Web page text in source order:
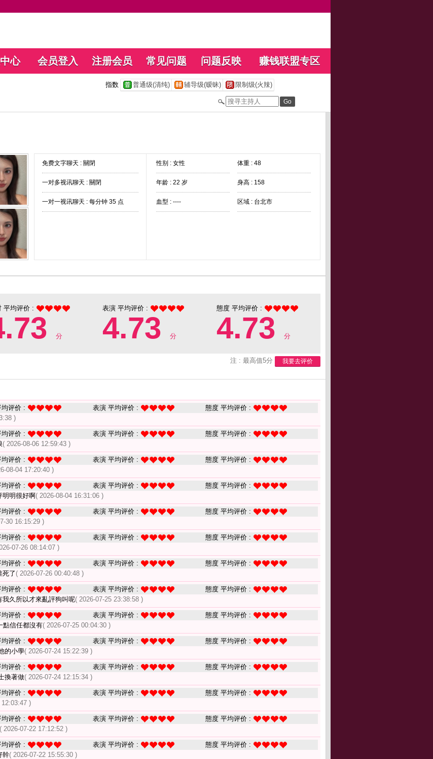
心 会员登入 注册会员 常见问题 问题反映 赚钱联盟专区
指数 普通级(清纯) 辅导级(暧昧) 限制级(火辣)
免费文字聊天 : 關閉
一对多视讯聊天 : 關閉
一对一视讯聊天 : 每分钟 35 点
性别 : 女性 体重 : 48
年龄 : 22 岁 身高 : 158
血型 : ---- 区域 : 台北市
平均评价 :
分
表演 平均评价 :
4.73 分
態度 平均评价 :
4.73 分
注 : 最高值5分 我要去评价
评价 : 表演 平均评价 :
態度 平均评价 :
)
评价 : 表演 平均评价 :
態度 平均评价 :
( 2026-08-06 12:59:43 )
评价 : 表演 平均评价 :
態度 平均评价 :
08-04 17:20:40 )
评价 : 表演 平均评价 :
態度 平均评价 :
明明很好啊( 2026-08-04 16:31:06 )
评价 : 表演 平均评价 :
態度 平均评价 :
30 16:15:29 )
评价 : 表演 平均评价 :
態度 平均评价 :
07-26 08:14:07 )
评价 : 表演 平均评价 :
態度 平均评价 :
死了 ( 2026-07-26 00:40:48 )
评价 : 表演 平均评价 :
態度 平均评价 :
久所以才來亂評狗叫呢( 2026-07-25 23:38:58 )
评价 : 表演 平均评价 :
態度 平均评价 :
點信任都沒有( 2026-07-25 00:04:30 )
评价 : 表演 平均评价 :
態度 平均评价 :
的小學( 2026-07-24 15:22:39 )
评价 : 表演 平均评价 :
態度 平均评价 :
換著做( 2026-07-24 12:15:34 )
评价 : 表演 平均评价 :
態度 平均评价 :
12:03:47 )
评价 : 表演 平均评价 :
態度 平均评价 :
( 2026-07-22 17:12:52 )
评价 : 表演 平均评价 :
態度 平均评价 :
幹( 2026-07-22 15:55:30 )